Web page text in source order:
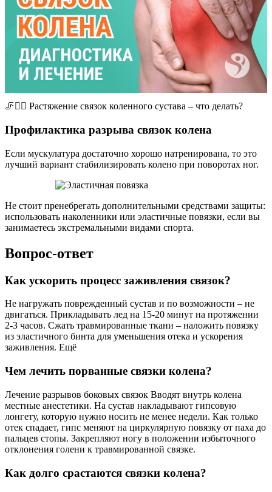
🦵​🙋‍♀️ Растяжение связок коленного сустава – что делать?
Профилактика разрыва связок колена
Если мускулатура достаточно хорошо натренирована, то это
лучший вариант стабилизировать колено при поворотах ног.
Не стоит пренебрегать дополнительными средствами защиты:
использовать наколенники или эластичные повязки, если вы
занимаетесь экстремальными видами спорта.
Вопрос-ответ
Как ускорить процесс заживления связок?
Не нагружать поврежденный сустав и по возможности – не
двигаться. Прикладывать лед на 15-20 минут на протяжении
2-3 часов. Сжать травмированные ткани – наложить повязку
из эластичного бинта для уменьшения отека и ускорения
заживления. Ещё
Чем лечить порванные связки колена?
Лечение разрывов боковых связок Вводят внутрь колена
местные анестетики. На сустав накладывают гипсовую
лонгету, которую нужно носить не менее недели. Как только
отек спадает, гипс меняют на циркулярную повязку от паха до
пальцев стопы. Закрепляют ногу в положении избыточного
отклонения голени к травмированной связке.
Как долго срастаются связки колена?